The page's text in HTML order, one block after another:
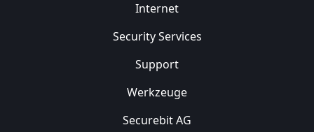
Internet
Security Services
Support
Werkzeuge
Securebit AG